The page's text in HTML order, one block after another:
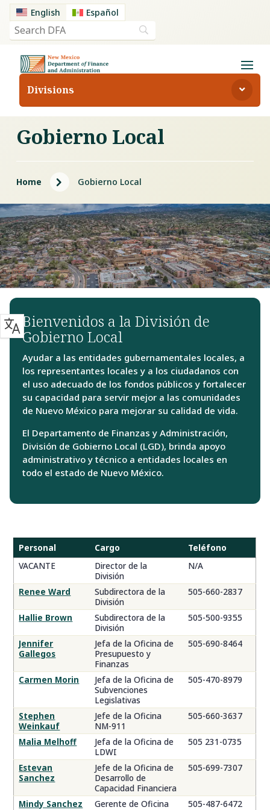
English Español
Divisions
Gobierno Local
Home 5 Gobierno Local
Bienvenidos a la División de
Gobierno Local
Ayudar a las entidades gubernamentales locales, a
los representantes locales y a los ciudadanos con
el uso adecuado de los fondos públicos y fortalecer
su capacidad para servir mejor a las comunidades
de Nuevo México para mejorar su calidad de vida.
El Departamento de Finanzas y Administración,
División de Gobierno Local (LGD), brinda apoyo
administrativo y técnico a entidades locales en
todo el estado de Nuevo México.
Personal Cargo
Teléfono
VACANTE
Director de la
División
N/A
Renee Ward
Subdirectora de la
División
505-660-2837
Hallie Brown
Subdirectora de la
División
505-500-9355
Jennifer
Gallegos
Jefa de la Oficina de
Presupuesto y
Finanzas
505-690-8464
Carmen Morin
Jefa de la Oficina de
Subvenciones
Legislativas
505-470-8979
Stephen
Weinkauf
Jefe de la Oficina
NM-911
505-660-3637
Malia Melhoff
Jefa de la Oficina de
LDWI
505 231-0735
Estevan
Sanchez
Jefe de la Oficina de
Desarrollo de
Capacidad Financiera
505-699-7307
Mindy Sanchez Gerente de Oficina 505-487-6472